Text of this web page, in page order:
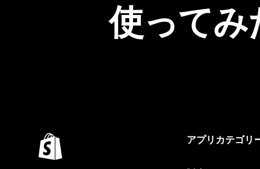
使ってみ
アプリカテゴリ